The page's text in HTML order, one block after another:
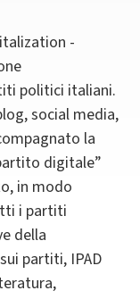
-
politici italiani.
social media,
la
digitale”
in modo
i partiti
della
partiti, IPAD